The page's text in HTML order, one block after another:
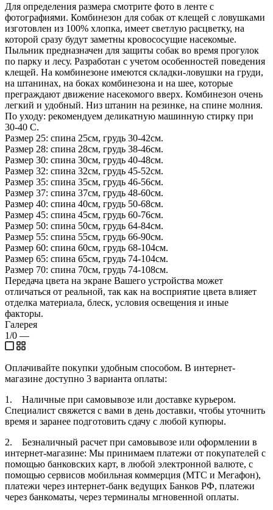
Для определения размера смотрите фото в ленте с
фотографиями. Комбинезон для собак от клещей с ловушками
изготовлен из 100% хлопка, имеет светлую расцветку, на
которой сразу будут заметны кровососущие насекомые.
Пыльник предназначен для защиты собак во время прогулок
по парку и лесу. Разработан с учетом особенностей поведения
клещей. На комбинезоне имеются складки-ловушки на груди,
на штанинах, на боках комбинезона и на шее, которые
преграждают движение насекомого вверх. Комбинезон очень
легкий и удобный. Низ штанин на резинке, на спине молния.
По уходу: рекомендуем деликатную машинную стирку при
30-40 С.
Размер 25: спина 25см, грудь 30-42см.
Размер 28: спина 28см, грудь 38-46см.
Размер 30: спина 30см, грудь 40-48см.
Размер 32: спина 32см, грудь 45-52см.
Размер 35: спина 35см, грудь 46-56см.
Размер 37: спина 37см, грудь 48-60см.
Размер 40: спина 40см, грудь 50-68см.
Размер 45: спина 45см, грудь 60-76см.
Размер 50: спина 50см, грудь 64-84см.
Размер 55: спина 55см, грудь 66-90см.
Размер 60: спина 60см, грудь 68-104см.
Размер 65: спина 65см, грудь 74-104см.
Размер 70: спина 70см, грудь 74-108см.
Передача цвета на экране Вашего устройства может
отличаться от реальной, так как на восприятие цвета влияет
отделка материала, блеск, условия освещения и иные
факторы.
Галерея
1/0 —
Оплачивайте покупки удобным способом. В интернет-
магазине доступно 3 варианта оплаты:
1. Наличные при самовывозе или доставке курьером.
Специалист свяжется с вами в день доставки, чтобы уточнить
время и заранее подготовить сдачу с любой купюры.
2. Безналичный расчет при самовывозе или оформлении в
интернет-магазине: Мы принимаем платежи от покупателей с
помощью банковских карт, в любой электронной валюте, с
помощью сервисов мобильная коммерция (МТС и Мегафон),
платежи через интернет-банк ведущих Банков РФ, платежи
через банкоматы, через терминалы мгновенной оплаты.